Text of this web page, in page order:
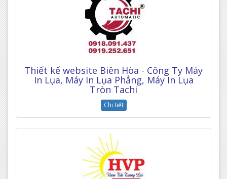
Thiết kế website Biên Hòa - Công Ty Máy
In Lụa, Máy In Lụa Phẳng, Máy In Lụa
Tròn Tachi
Chi tiết